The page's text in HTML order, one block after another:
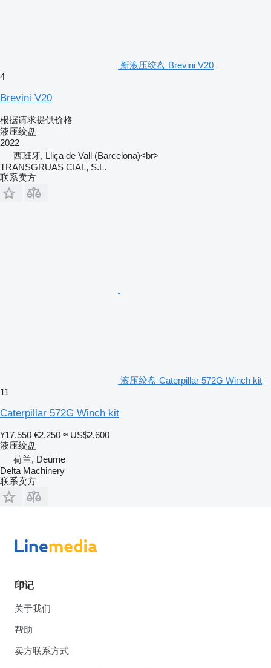
新液压绞盘 Brevini V20
4
Brevini V20
根据请求提供价格
液压绞盘
2022
西班牙, Lliça de Vall (Barcelona)<br>
TRANSGRUAS CIAL, S.L.
联系卖方
液压绞盘 Caterpillar 572G Winch kit
11
Caterpillar 572G Winch kit
¥17,550 €2,250 ≈ US$2,600
液压绞盘
荷兰, Deurne
Delta Machinery
联系卖方
印记
关于我们
帮助
卖方联系方式